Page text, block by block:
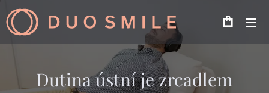
Dutina ústní je zrcadlem